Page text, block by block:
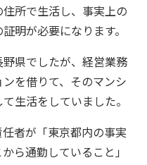
所で生活し、事実上の
明が必要になります。
県でしたが、経営業務
を借りて、そのマンシ
生活をしていました。
者が「東京都内の事実
ら通勤していること」